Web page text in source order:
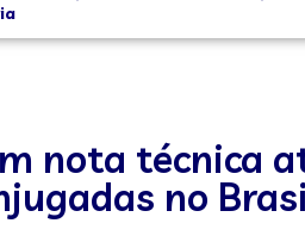
nota técnica
no